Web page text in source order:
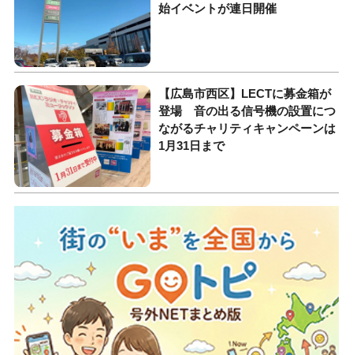
始イベントが連日開催
【広島市西区】LECTに募金箱が
登場 音の出る信号機の設置につ
ながるチャリティキャンペーンは
1月31日まで